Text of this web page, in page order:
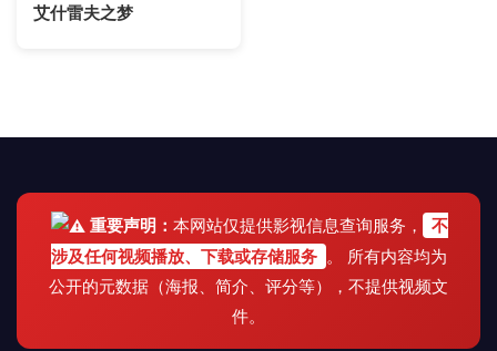
艾什雷夫之梦
重要声明： 本网站仅提供影视信息查询服务，
不
涉及任何视频播放、下载或存储服务 。 所有内容均为
公开的元数据（海报、简介、评分等），不提供视频文
件。